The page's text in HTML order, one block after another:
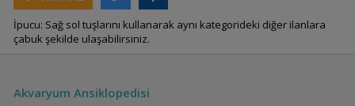
İpucu: Sağ sol tuşlarını kullanarak aynı kategorideki diğer ilanlara
çabuk şekilde ulaşabilirsiniz.
Akvaryum Ansiklopedisi